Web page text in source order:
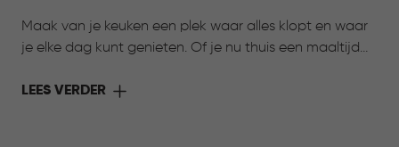
Maak van je keuken een plek waar alles klopt en waar
je elke dag kunt genieten. Of je nu thuis een maaltijd
Curver heeft de oplossing. Met de collectie Keuken &
LEES VERDER